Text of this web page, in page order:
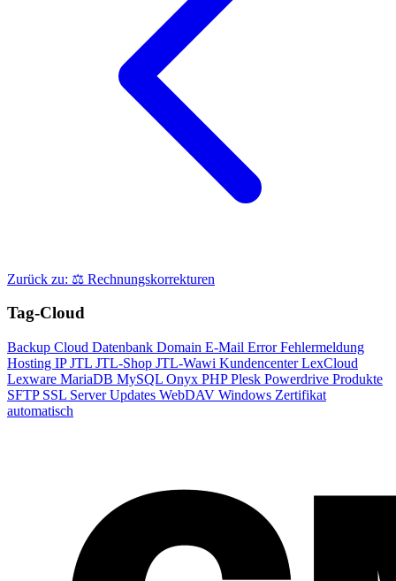
Zurück zu: ⚖️ Rechnungskorrekturen
Tag-Cloud
Backup Cloud Datenbank Domain E-Mail ErrorFehlermeldung
Hosting IPJTL JTL-Shop JTL-Wawi KundencenterLexCloud
Lexware MariaDB MySQL Onyx PHPPlesk Powerdrive Produkte
SFTP SSL ServerUpdates WebDAV Windows Zertifikat
automatisch